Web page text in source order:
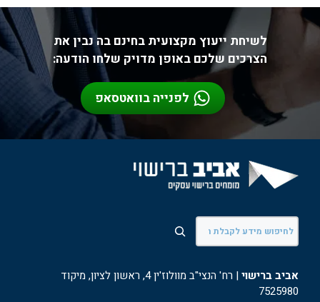
לשיחת ייעוץ מקצועית בחינם בה נבין את
הצרכים שלכם באופן מדויק שלחו הודעה:
לפנייה בוואטסאפ
חיפוש
אביב ברישוי
| רח' הנצי"ב מוולוז'ין 4, ראשון לציון, מיקוד
7525980